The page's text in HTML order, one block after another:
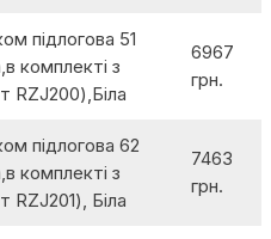
підлогова 51
комплекті з
RZJ200),Біла
6967
грн.
підлогова 62
комплекті з
RZJ201), Біла
7463
грн.